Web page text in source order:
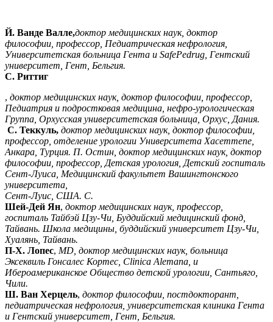
Й. Ванде Валле,доктор медицинских наук, доктор
философии, профессор, Педиатрическая нефрология,
Университетская больница Гента и SafePedrug, Гентский
университет, Гент, Бельгия.
С. Риттиг
, доктор медицинских наук, доктор философии, профессор,
Педиатрия и подростковая медицина, нефро-урологическая
Группа, Орхусская университетская больница, Орхус, Дания.
С. Теккуль, доктор медицинских наук, доктор философии,
профессор, отделение урологии Университета Хасеттепе,
Анкара, Турция. П. Остин, доктор медицинских наук, доктор
философии, профессор, Детская урология, Детский госпиталь
Сент-Луиса, Медицинский факультет Вашингтонского
университета,
Сент-Луис, США. С.
Шей-Дей Ян, доктор медицинских наук, профессор,
госпиталь Тайбэй Цзу-Чи, Буддийский медицинский фонд,
Тайвань. Школа медицины, буддийский университет Цзу-Чи,
Хуалянь, Тайвань.
П-Х. Лопес, MD, доктор медицинских наук, больница
Эксеквиль Гонсалес Кортес, Clinica Alemana, и
Ибероамериканское Общество детской урологии, Сантьяго,
Чили.
Ш. Ван Херцель, доктор философии, постдокторант,
педиатрическая нефрология, университетская клиника Гента
и Гентский университет, Гент, Бельгия.